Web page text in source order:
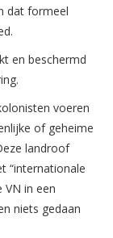
dat formeel
en beschermd
voeren
of geheime
landroof
“internationale
VN in een
niets gedaan